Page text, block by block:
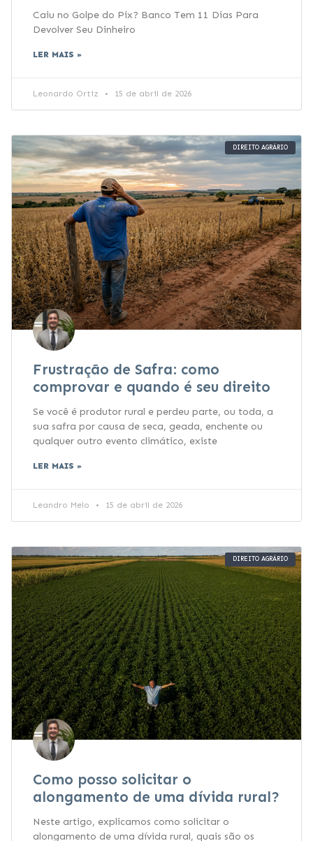
Caiu no Golpe do Pix? Banco Tem 11 Dias Para
Devolver Seu Dinheiro
LER MAIS »
Leonardo Ortiz 15 de abril de 2026
DIREITO AGRÁRIO
Frustração de Safra: como
comprovar e quando é seu direito
Se você é produtor rural e perdeu parte, ou toda, a
sua safra por causa de seca, geada, enchente ou
qualquer outro evento climático, existe
LER MAIS »
Leandro Melo 15 de abril de 2026
DIREITO AGRÁRIO
Como posso solicitar o
alongamento de uma dívida rural?
Neste artigo, explicamos como solicitar o
alongamento de uma dívida rural, quais são os